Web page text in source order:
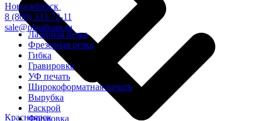
Новосибирск
8 (800) 333-72-11
sale@plastikam.ru
Красноярск
Лазерная резка
Фрезерная резка
Гибка
Гравировка
УФ печать
Широкоформатная печать
Вырубка
Раскрой
Формовка